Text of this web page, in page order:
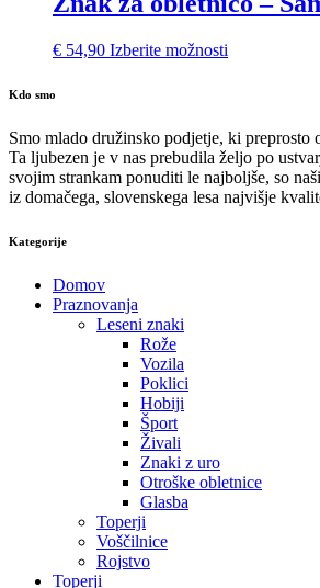
€ 54,90 Izberite možnosti
Kdo smo
Smo mlado družinsko podjetje, ki preprosto
Ta ljubezen je v nas prebudila željo po
svojim strankam ponuditi le najboljše, so
iz domačega, slovenskega lesa najvišje
Kategorije
Domov
Praznovanja
Leseni znaki
Rože
Vozila
Poklici
Hobiji
Šport
Živali
Znaki z uro
Otroške obletnice
Glasba
Toperji
Voščilnice
Rojstvo
Toperji